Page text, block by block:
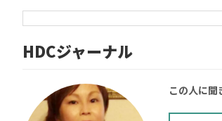
HDCジャーナル
この人に聞